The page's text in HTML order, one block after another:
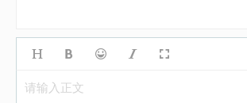
请输入正文